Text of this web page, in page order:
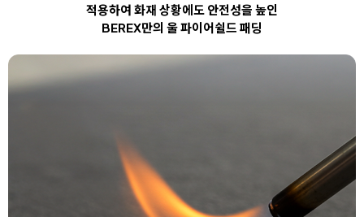
적용하여 화재 상황에도 안전성을 높인
BEREX만의 울 파이어쉴드 패딩